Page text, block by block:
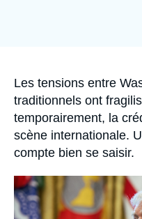
Accroche
Les tensions entre
traditionnels ont
temporairement, la
scène internationale.
compte bien se saisir.
Image
principale
médiatique